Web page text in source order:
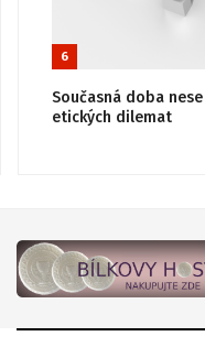
6
Současná doba
etických dilemat